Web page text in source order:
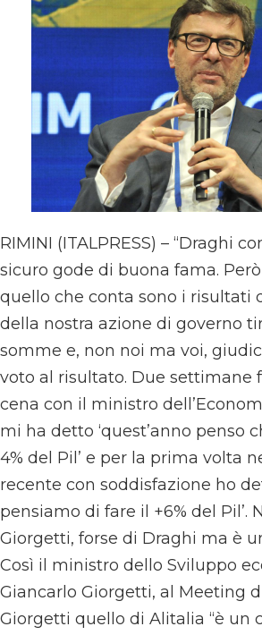
RIMINI (ITALPRESS) – “Draghi
sicuro gode di buona fama.
quello che conta sono i risultati
della nostra azione di governo
somme e, non noi ma voi,
voto al risultato. Due settimane
cena con il ministro
mi ha detto ‘quest’anno penso
4% del Pil’ e per la prima volta
recente con soddisfazione ho
pensiamo di fare il +6% del Pil’.
Giorgetti, forse di Draghi ma è
Così il ministro dello Sviluppo
Giancarlo Giorgetti, al Meeting
Giorgetti quello di Alitalia “è un